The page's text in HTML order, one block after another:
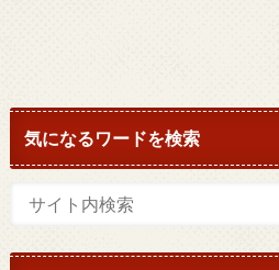
気になるワードを検索